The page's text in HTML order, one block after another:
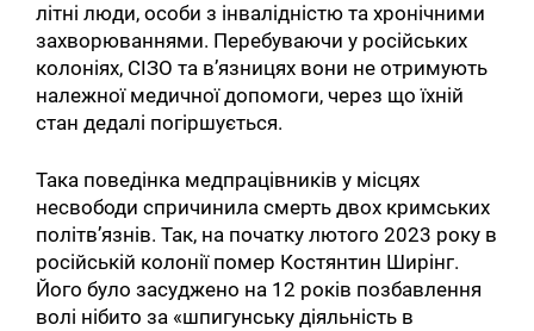
літні люди, особи з інвалідністю та хронічними
захворюваннями. Перебуваючи у російських
колоніях, СІЗО та в’язницях вони не отримують
належної медичної допомоги, через що їхній
стан дедалі погіршується.
Така поведінка медпрацівників у місцях
несвободи спричинила смерть двох кримських
політв’язнів. Так, на початку лютого 2023 року в
російській колонії помер Костянтин Ширінг.
Його було засуджено на 12 років позбавлення
волі нібито за «шпигунську діяльність в